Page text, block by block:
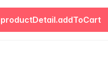
productDetail.addToCart